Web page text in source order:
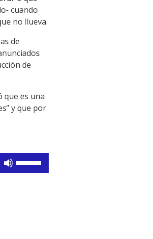
cuando
no llueva.
de
de
que es una
y que por